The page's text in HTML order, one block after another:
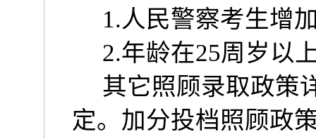
1.人民警察考生增
2.年龄在25周岁以
其它照顾录取政策
定。加分投档照顾政